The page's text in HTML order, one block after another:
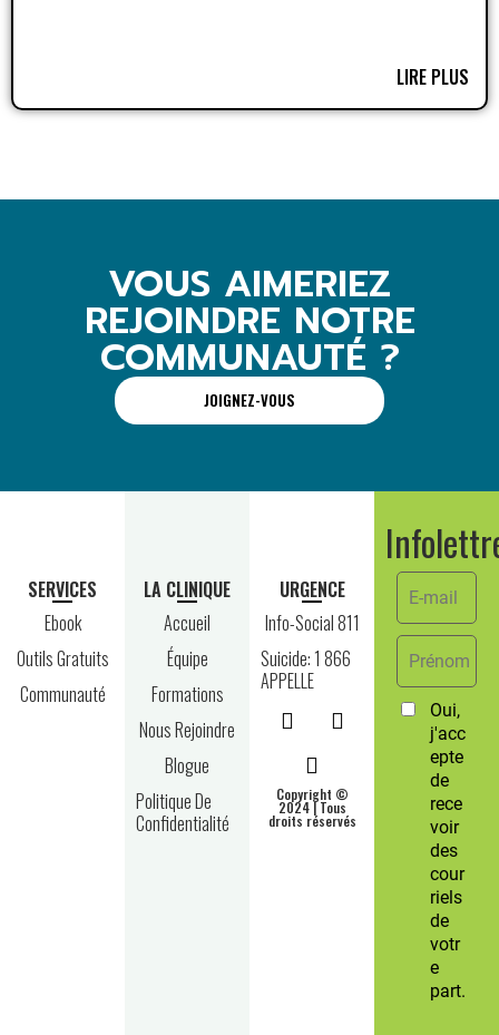
LIRE PLUS
VOUS AIMERIEZ
REJOINDRE NOTRE
COMMUNAUTÉ ?
JOIGNEZ-VOUS
SERVICES
Ebook
Outils Gratuits
Communauté
LA CLINIQUE
Accueil
Équipe
Formations
Nous Rejoindre
Blogue
Politique De
Confidentialité
URGENCE
Info-Social 811
Suicide: 1 866
APPELLE
Copyright ©
2024 | Tous
droits réservés